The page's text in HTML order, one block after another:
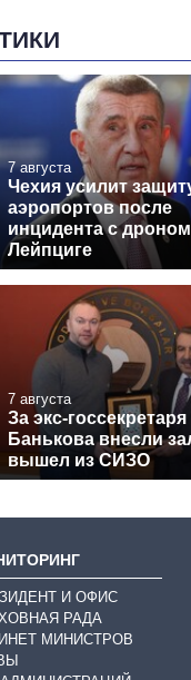
7 августа
Чехия усилит
аэропортов после
инцидента с
Лейпциге
7 августа
За экс-
Банькова внесли
вышел из СИЗО
И ОФИС
РАДА
МИНИСТРОВ